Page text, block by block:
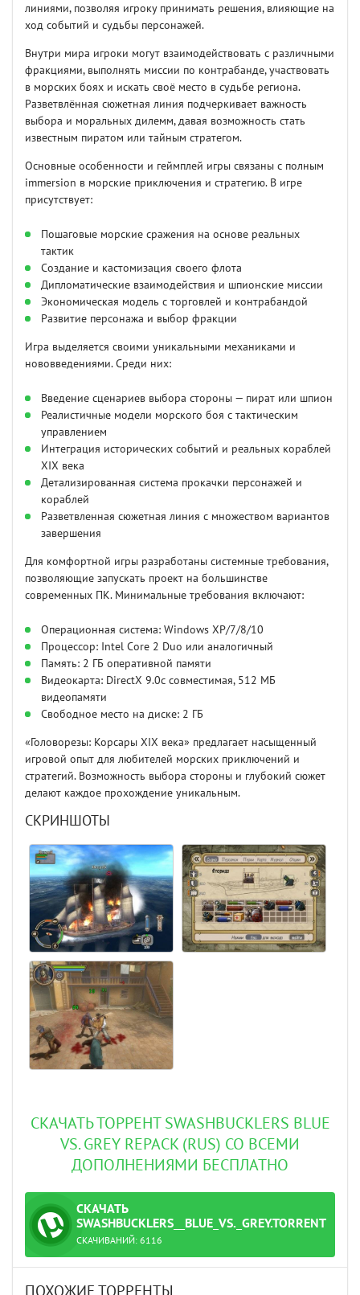
линиями, позволяя игроку принимать решения, влияющие на
ход событий и судьбы персонажей.
Внутри мира игроки могут взаимодействовать с различными
фракциями, выполнять миссии по контрабанде, участвовать
в морских боях и искать своё место в судьбе региона.
Разветвлённая сюжетная линия подчеркивает важность
выбора и моральных дилемм, давая возможность стать
известным пиратом или тайным стратегом.
Основные особенности и геймплей игры связаны с полным
immersion в морские приключения и стратегию. В игре
присутствует:
Пошаговые морские сражения на основе реальных
тактик
Создание и кастомизация своего флота
Дипломатические взаимодействия и шпионские миссии
Экономическая модель с торговлей и контрабандой
Развитие персонажа и выбор фракции
Игра выделяется своими уникальными механиками и
нововведениями. Среди них:
Введение сценариев выбора стороны — пират или шпион
Реалистичные модели морского боя с тактическим
управлением
Интеграция исторических событий и реальных кораблей
XIX века
Детализированная система прокачки персонажей и
кораблей
Разветвленная сюжетная линия с множеством вариантов
завершения
Для комфортной игры разработаны системные требования,
позволяющие запускать проект на большинстве
современных ПК. Минимальные требования включают:
Операционная система: Windows XP/7/8/10
Процессор: Intel Core 2 Duo или аналогичный
Память: 2 ГБ оперативной памяти
Видеокарта: DirectX 9.0c совместимая, 512 МБ
видеопамяти
Свободное место на диске: 2 ГБ
«Головорезы: Корсары XIX века» предлагает насыщенный
игровой опыт для любителей морских приключений и
стратегий. Возможность выбора стороны и глубокий сюжет
делают каждое прохождение уникальным.
СКРИНШОТЫ
СКАЧАТЬ ТОРРЕНТ SWASHBUCKLERS BLUE
VS. GREY REPACK (RUS) СО ВСЕМИ
ДОПОЛНЕНИЯМИ БЕСПЛАТНО
СКАЧАТЬ
ТОРРЕНТ
SWASHBUCKLERS__BLUE_VS._GREY.TORRENT
СКАЧИВАНИЙ: 6116